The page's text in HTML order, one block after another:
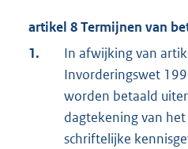
artikel 8 Termijnen van
1.
In afwijking van
Invorderingswet
worden betaald
dagtekening van
schriftelijke